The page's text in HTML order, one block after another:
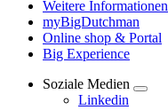
Weitere Informationen
myBigDutchman
Online shop & Portal
Big Experience
Soziale Medien
Linkedin